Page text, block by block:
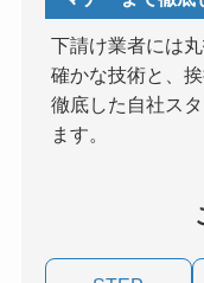
下請け業者には丸
確かな技術と、
徹底した自社ス
ます。